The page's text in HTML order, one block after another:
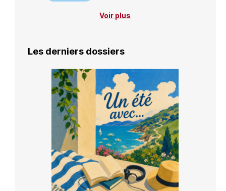
Voir plus
Les derniers dossiers